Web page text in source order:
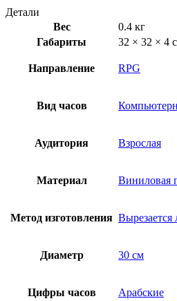
Детали
Вес
0.4 кг
Габариты
32 × 32 × 4
Направление RPG
Вид часов
Аудитория Взрослая
Материал Виниловая
Метод изготовления Вырезается
Диаметр 30 см
Цифры часов Арабские